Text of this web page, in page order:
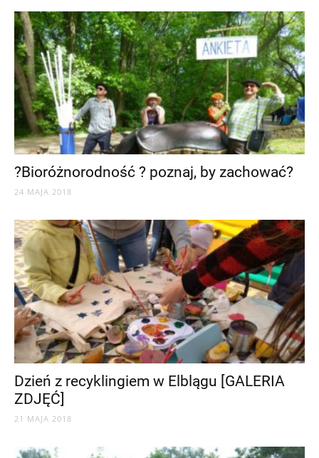
?Bioróżnorodność ? poznaj, by zachować?
24 MAJA 2018
Dzień z recyklingiem w Elblągu [GALERIA
ZDJĘĆ]
21 MAJA 2018